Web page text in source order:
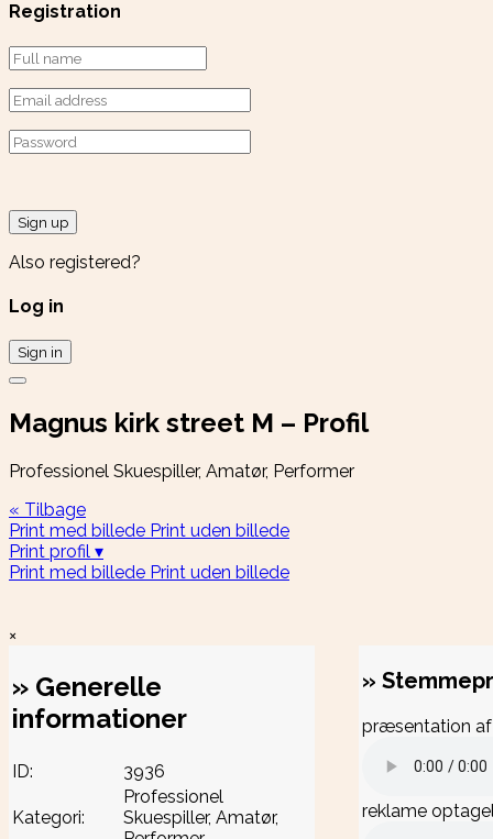
Registration
Sign up
Also registered?
Log in
Sign in
Magnus kirk street M – Profil
Professionel Skuespiller, Amatør, Performer
« Tilbage
Print med billede Print uden billede
Print profil ▾
Print med billede Print uden billede
×
» Generelle
informationer
ID: 3936
Kategori:
Professionel
Skuespiller, Amatør,
»
præsentation
reklame